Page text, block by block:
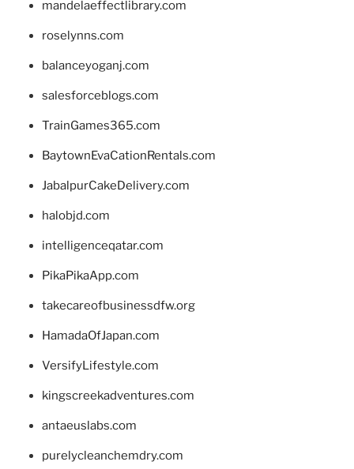
mandelaeffectlibrary.com
roselynns.com
balanceyoganj.com
salesforceblogs.com
TrainGames365.com
BaytownEvaCationRentals.com
JabalpurCakeDelivery.com
halobjd.com
intelligenceqatar.com
PikaPikaApp.com
takecareofbusinessdfw.org
HamadaOfJapan.com
VersifyLifestyle.com
kingscreekadventures.com
antaeuslabs.com
purelycleanchemdry.com